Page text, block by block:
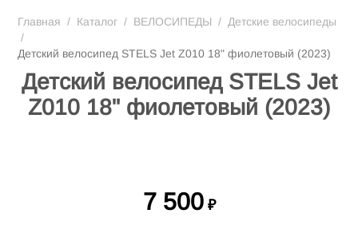
Главная / Каталог / ВЕЛОСИПЕДЫ / Детские велосипеды
/
Детский велосипед STELS Jet Z010 18" фиолетовый (2023)
Детский велосипед STELS Jet
Z010 18" фиолетовый (2023)
7 500 ₽